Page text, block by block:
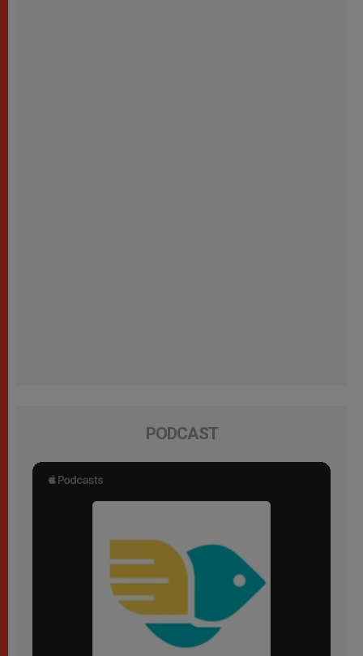
PODCAST